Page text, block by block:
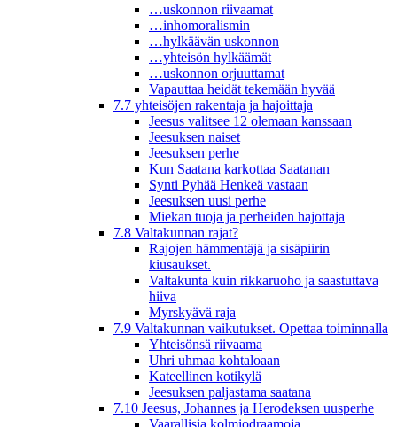
…uskonnon riivaamat
…inhomoralismin
…hylkäävän uskonnon
…yhteisön hylkäämät
…uskonnon orjuuttamat
Vapauttaa heidät tekemään hyvää
7.7 yhteisöjen rakentaja ja hajoittaja
Jeesus valitsee 12 olemaan kanssaan
Jeesuksen naiset
Jeesuksen perhe
Kun Saatana karkottaa Saatanan
Synti Pyhää Henkeä vastaan
Jeesuksen uusi perhe
Miekan tuoja ja perheiden hajottaja
7.8 Valtakunnan rajat?
Rajojen hämmentäjä ja sisäpiirin
kiusaukset.
Valtakunta kuin rikkaruoho ja saastuttava
hiiva
Myrskyävä raja
7.9 Valtakunnan vaikutukset. Opettaa toiminnalla
Yhteisönsä riivaama
Uhri uhmaa kohtaloaan
Kateellinen kotikylä
Jeesuksen paljastama saatana
7.10 Jeesus, Johannes ja Herodeksen uusperhe